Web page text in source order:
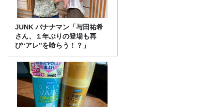
JUNK バナナマン「与田祐希
さん、１年ぶりの登場も再
び“アレ”を喰らう！？」